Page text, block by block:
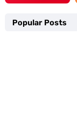
Popular Posts